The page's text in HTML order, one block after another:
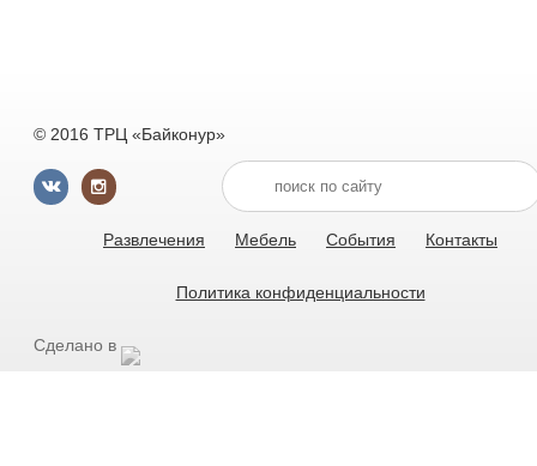
© 2016 ТРЦ «Байконур»
Развлечения Мебель События Контакты
Политика конфиденциальности
Сделано в